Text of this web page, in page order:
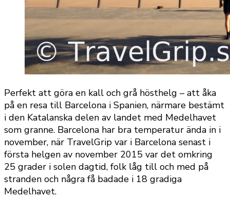
Perfekt att göra en kall och grå hösthelg – att åka
på en resa till Barcelona i Spanien, närmare bestämt
i den Katalanska delen av landet med Medelhavet
som granne. Barcelona har bra temperatur ända in i
november, när TravelGrip var i Barcelona senast i
första helgen av november 2015 var det omkring
25 grader i solen dagtid, folk låg till och med på
stranden och några få badade i 18 gradiga
Medelhavet.